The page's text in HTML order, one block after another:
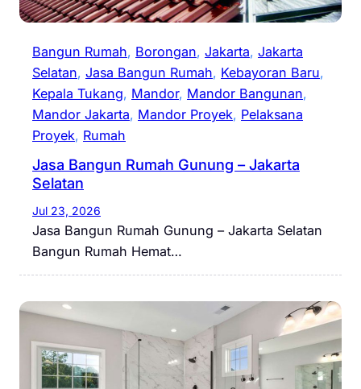
Bangun Rumah, Borongan, Jakarta, Jakarta
Selatan, Jasa Bangun Rumah, Kebayoran Baru
Kepala Tukang, Mandor, Mandor Bangunan
Mandor Jakarta, Mandor Proyek, Pelaksana
Proyek, Rumah
Jasa Bangun Rumah Gunung – Jakarta
Selatan
Jul 23, 2026
Jasa Bangun Rumah Gunung – Jakarta Selatan
Bangun Rumah Hemat…